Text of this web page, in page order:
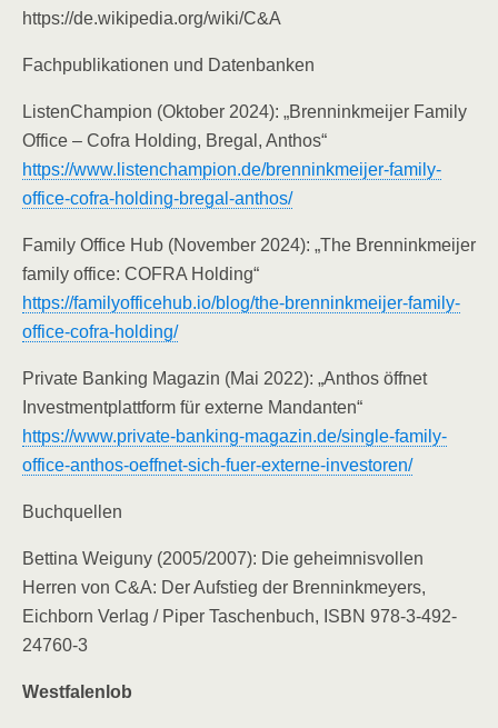
https://de.wikipedia.org/wiki/C&A
Fachpublikationen und Datenbanken
ListenChampion (Oktober 2024): „Brenninkmeijer Family
Office – Cofra Holding, Bregal, Anthos“
https://www.listenchampion.de/brenninkmeijer-family-
office-cofra-holding-bregal-anthos/
Family Office Hub (November 2024): „The Brenninkmeijer
family office: COFRA Holding“
https://familyofficehub.io/blog/the-brenninkmeijer-family-
office-cofra-holding/
Private Banking Magazin (Mai 2022): „Anthos öffnet
Investmentplattform für externe Mandanten“
https://www.private-banking-magazin.de/single-family-
office-anthos-oeffnet-sich-fuer-externe-investoren/
Buchquellen
Bettina Weiguny (2005/2007): Die geheimnisvollen
Herren von C&A: Der Aufstieg der Brenninkmeyers,
Eichborn Verlag / Piper Taschenbuch, ISBN 978-3-492-
24760-3
Westfalenlob